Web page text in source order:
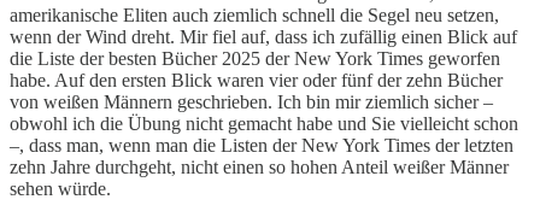
amerikanische Eliten auch ziemlich schnell die Segel neu setzen,
wenn der Wind dreht. Mir fiel auf, dass ich zufällig einen Blick auf
die Liste der besten Bücher 2025 der New York Times geworfen
habe. Auf den ersten Blick waren vier oder fünf der zehn Bücher
von weißen Männern geschrieben. Ich bin mir ziemlich sicher –
obwohl ich die Übung nicht gemacht habe und Sie vielleicht schon
–, dass man, wenn man die Listen der New York Times der letzten
zehn Jahre durchgeht, nicht einen so hohen Anteil weißer Männer
sehen würde.